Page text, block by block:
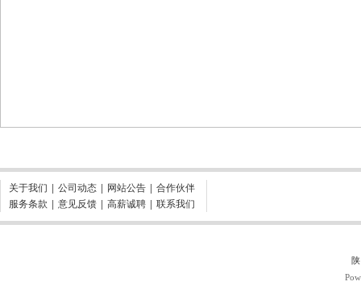
关于我们 公司动态 网站公告
合作伙伴
服务条款
意见反馈 高薪诚聘 联系我们